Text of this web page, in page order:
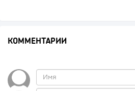
КОММЕНТАРИИ